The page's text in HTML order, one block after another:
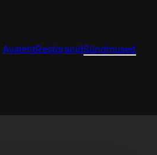
AvalehtRestoranidSündmused